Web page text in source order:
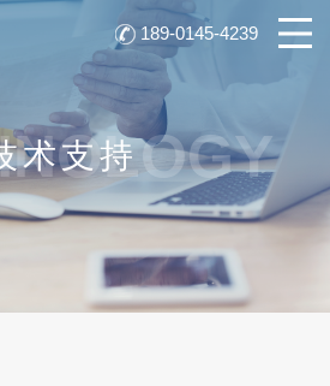
189-0145-4239
术支持